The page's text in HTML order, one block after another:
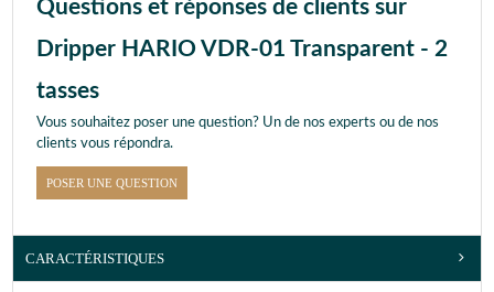
Questions et réponses de clients sur
Dripper HARIO VDR-01 Transparent - 2
tasses
Vous souhaitez poser une question? Un de nos experts ou de nos
clients vous répondra.
POSER UNE QUESTION
CARACTÉRISTIQUES